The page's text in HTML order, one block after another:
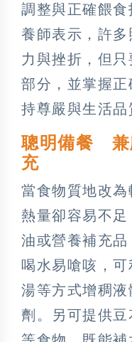
調整與正確餵
養師表示，許
力與挫折，但
部分，並掌握
持尊嚴與生活品
聰明備餐 兼
充
當食物質地改為
熱量卻容易不
油或營養補充
喝水易嗆咳，
湯等方式增稠液
劑。另可提供